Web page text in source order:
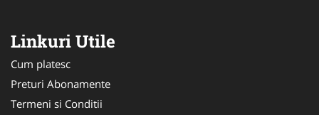
Linkuri Utile
Cum platesc
Preturi Abonamente
Termeni si Conditii